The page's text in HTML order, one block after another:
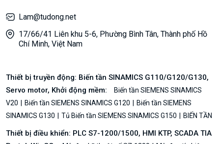
Lam@tudong.net
17/66/41 Liên khu 5-6, Phường Bình Tân, Thành phố Hồ
Chí Minh, Việt Nam
Thiết bị truyền động: Biến tần SINAMICS G110/G120/G130,
Servo motor, Khởi động mềm:
Biến tần SIEMENS SINAMICS
V20
Biến tần SIEMENS SINAMICS G120
Biến tần SIEMENS
SINAMICS G130
Tủ Biến tần SIEMENS SINAMICS G150 BIẾN TẦN
Thiết bị điều khiển: PLC S7-1200/1500, HMI KTP, SCADA TIA